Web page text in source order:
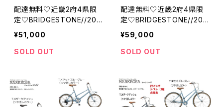
配達無料♡近畿2府4県限
定♡BRIDGESTONE//20
インチ//シングル//ダイナモ
ランプ//ベガス//ブリジスト
ン
¥51,000
SOLD OUT
配達無料♡近畿2府4県限
定♡BRIDGESTONE//20
インチ//3段//点灯虫//ベガ
ス//ブリジストン
¥59,000
SOLD OUT